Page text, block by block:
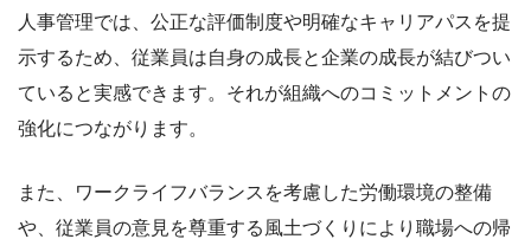
人事管理では、公正な評価制度や明確なキャリアパスを提
示するため、従業員は自身の成長と企業の成長が結びつい
ていると実感できます。それが組織へのコミットメントの
強化につながります。
また、ワークライフバランスを考慮した労働環境の整備
や、従業員の意見を尊重する風土づくりにより職場への帰